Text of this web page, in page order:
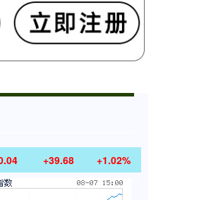
+39.68 +1.02%